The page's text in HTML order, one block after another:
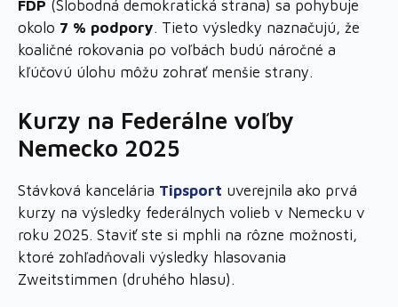
FDP (Slobodná demokratická strana) sa pohybuje
okolo 7 % podpory. Tieto výsledky naznačujú, že
koaličné rokovania po voľbách budú náročné a
kľúčovú úlohu môžu zohrať menšie strany.
Kurzy na Federálne voľby
Nemecko 2025
Stávková kancelária Tipsport uverejnila ako prvá
kurzy na výsledky federálnych volieb v Nemecku v
roku 2025. Staviť ste si mphli na rôzne možnosti,
ktoré zohľadňovali výsledky hlasovania
Zweitstimmen (druhého hlasu).